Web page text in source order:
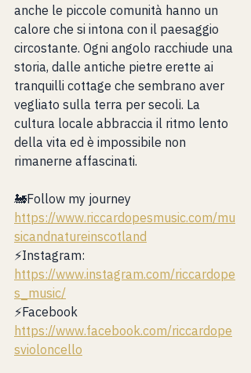
anche le piccole comunità hanno un
calore che si intona con il paesaggio
circostante. Ogni angolo racchiude una
storia, dalle antiche pietre erette ai
tranquilli cottage che sembrano aver
vegliato sulla terra per secoli. La
cultura locale abbraccia il ritmo lento
della vita ed è impossibile non
rimanerne affascinati.
🚂Follow my journey
https://www.riccardopesmusic.com/mu
sicandnatureinscotland
⚡️Instagram:
https://www.instagram.com/riccardope
s_music/
⚡️Facebook
https://www.facebook.com/riccardope
svioloncello